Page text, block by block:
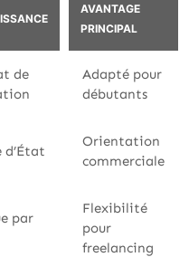
AVANTAGE
PRINCIPAL
de
Adapté pour
débutants
d’État
Orientation
commerciale
par
Flexibilité
pour
freelancing